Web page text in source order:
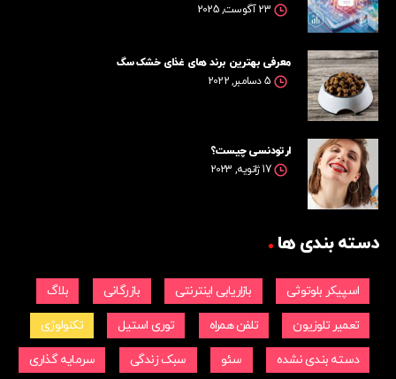
23 آگوست, 2025
معرفی بهترین برند های غذای خشک سگ
5 دسامبر, 2022
ارتودنسی چیست؟
17 ژانویه, 2023
دسته بندی ها
اسپیکر بلوتوثی بازاریابی اینترنتی بازرگانی بلاگ
تعمیر تلوزیون تلفن همراه توری استیل تکنولوژی
دسته بندی نشده سئو سبک زندگی سرمایه گذاری